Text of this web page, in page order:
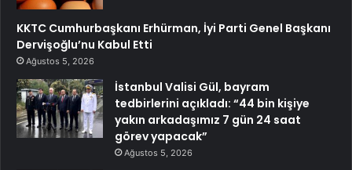
KKTC Cumhurbaşkanı Erhürman, İyi Parti Genel Başkanı
Dervişoğlu’nu Kabul Etti
Ağustos 5, 2026
İstanbul Valisi Gül, bayram
tedbirlerini açıkladı: “44 bin kişiye
yakın arkadaşımız 7 gün 24 saat
görev yapacak”
Ağustos 5, 2026